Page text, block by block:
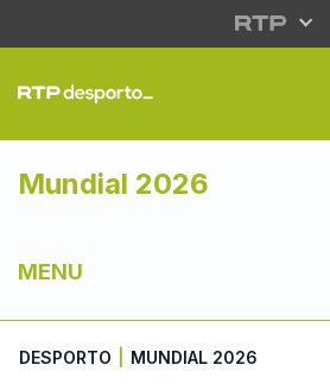
"Tubarões
Mundial 2026
MENU
DESPORTO MUNDIAL 2026